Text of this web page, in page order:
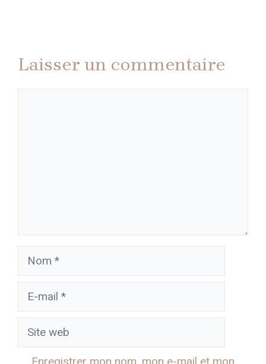
Laisser un commentaire
Enregistrer mon nom, mon e-mail et mon